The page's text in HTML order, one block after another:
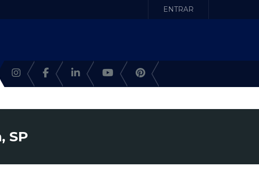
ENTRAR
SP